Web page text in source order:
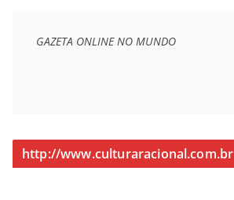
GAZETA ONLINE NO MUNDO
http://www.culturaracional.com.br